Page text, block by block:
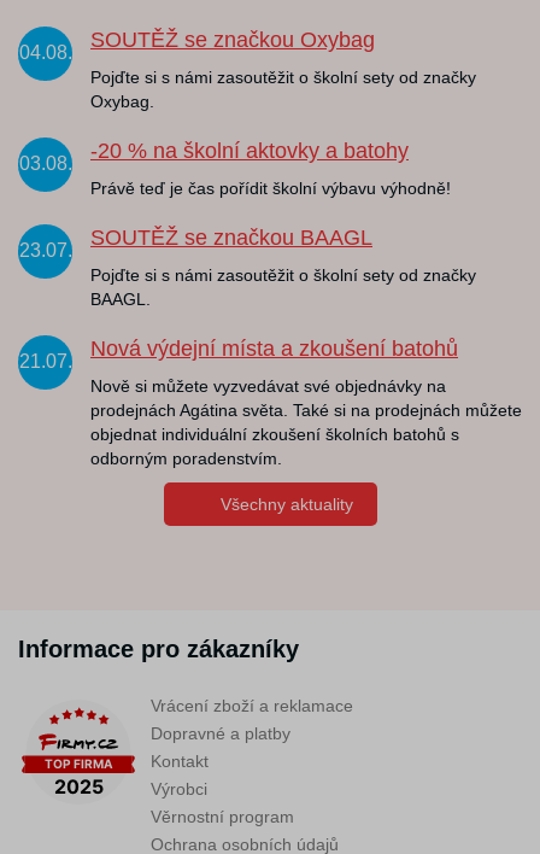
04.08.
SOUTĚŽ se značkou Oxybag
Pojďte si s námi zasoutěžit o školní sety od značky
Oxybag.
03.08.
-20 % na školní aktovky a batohy
Právě teď je čas pořídit školní výbavu výhodně!
23.07.
SOUTĚŽ se značkou BAAGL
Pojďte si s námi zasoutěžit o školní sety od značky
BAAGL.
21.07.
Nová výdejní místa a zkoušení batohů
Nově si můžete vyzvedávat své objednávky na
prodejnách Agátina světa. Také si na prodejnách můžete
objednat individuální zkoušení školních batohů s
odborným poradenstvím.
Všechny aktuality
Informace pro zákazníky
Vrácení zboží a reklamace
Dopravné a platby
Kontakt
Výrobci
Věrnostní program
Ochrana osobních údajů